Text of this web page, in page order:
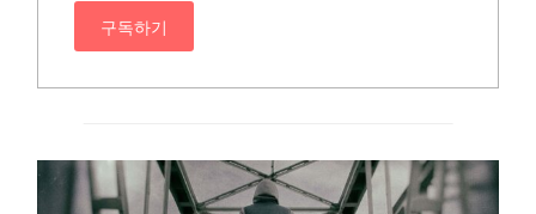
구독하기